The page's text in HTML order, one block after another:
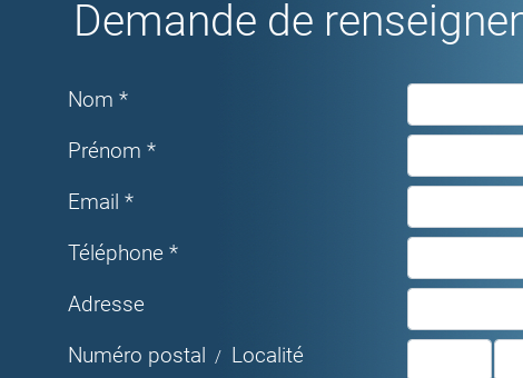
Demande de
Nom *
Prénom *
Email *
Téléphone *
Adresse
Numéro postal / Localité